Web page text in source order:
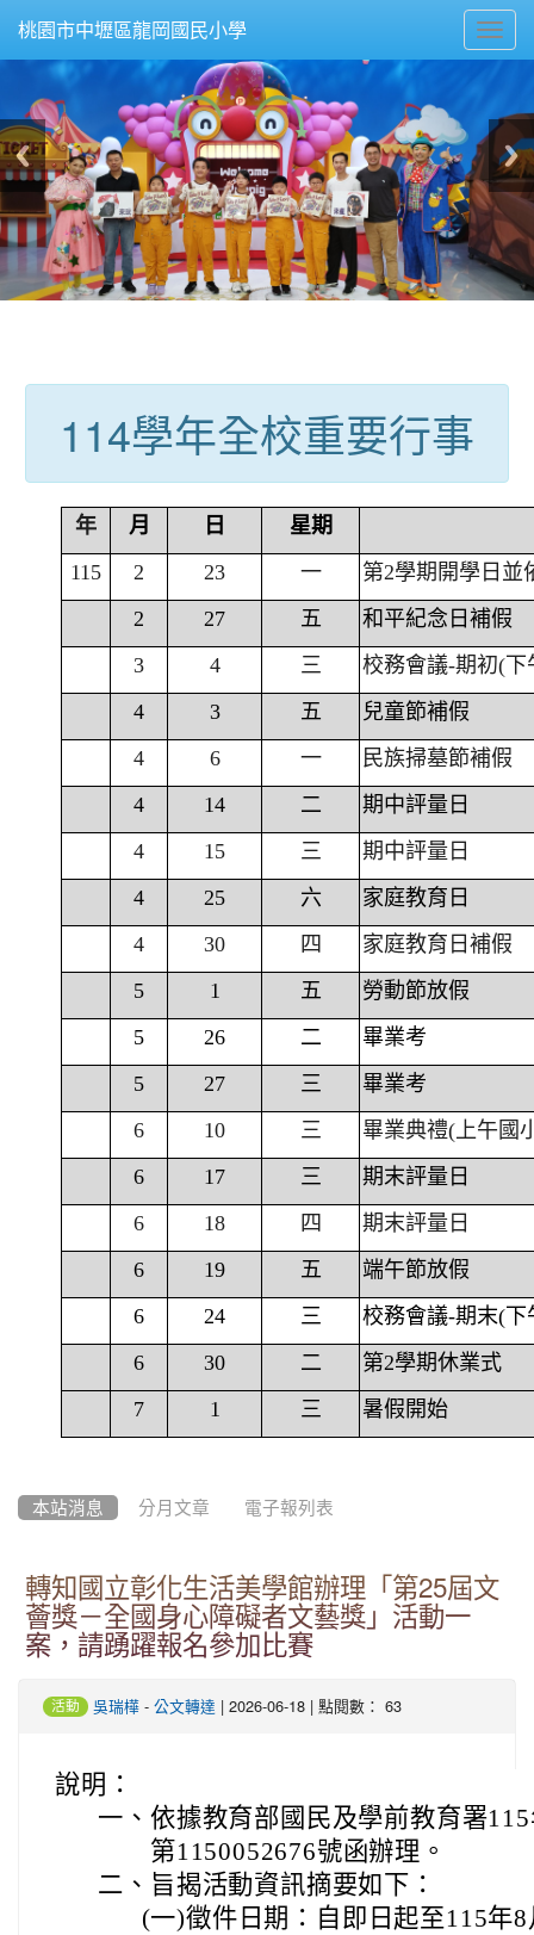
桃園市中壢區龍岡國民小學
114學年全校重要行事
年 月 日
星期
115
2 23 一
第2學期開學日並
2
27 五
和平紀念日補假
3
4 三
校務會議-期初(下
4
3 五
兒童節補假
4
6 一
民族掃墓節補假
4
14 二
期中評量日
4
15 三
期中評量日
4
25 六
家庭教育日
4
30 四
家庭教育日補假
5
1 五
勞動節放假
5
26 二
畢業考
5
27 三
畢業考
6
10 三
畢業典禮(上午國
6
17 三
期末評量日
6
18 四
期末評量日
6
19 五
端午節放假
6
24 三
校務會議-期末(下
6
30 二
第2學期休業式
7
1 三 暑假開始
本站消息 分月文章 電子報列表
轉知國立彰化生活美學館辦理「第25屆文
薈獎－全國身心障礙者文藝獎」活動一
案，請踴躍報名參加比賽
活動 吳瑞樺 - 公文轉達 | 2026-06-18 | 點閱數： 63
說明：
一、 依據教育部國民及學前教育署
第1150052676號函辦理。
二、 旨揭活動資訊摘要如下：
(一)徵件日期：自即日起至115年